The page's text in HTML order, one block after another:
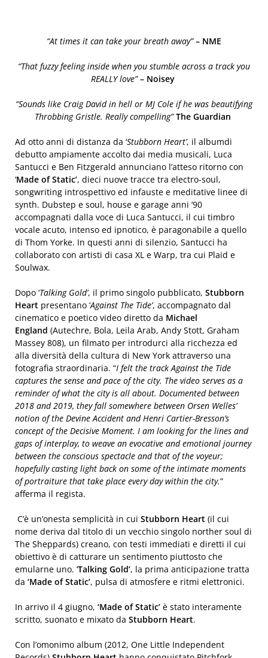
“At times it can take your breath away”– NME
“That fuzzy feeling inside when you stumble across a track you
REALLY love”– Noisey
“Sounds like Craig David in hell or MJ Cole if he was beautifying
Throbbing Gristle. Really compelling”The Guardian
Ad otto anni di distanza da ‘Stubborn Heart’, il albumdi
debutto ampiamente accolto dai media musicali, Luca
Santucci e Ben Fitzgerald annunciano l’atteso ritorno con
‘Made of Static’, dieci nuove tracce tra electro-soul,
songwriting introspettivo ed infauste e meditative linee di
synth. Dubstep e soul, house e garage anni ’90
accompagnati dalla voce di Luca Santucci, il cui timbro
vocale acuto, intenso ed ipnotico, è paragonabile a quello
di Thom Yorke. In questi anni di silenzio, Santucci ha
collaborato con artisti di casa XL e Warp, tra cui Plaid e
Soulwax.
Dopo ‘Talking Gold’, il primo singolo pubblicato, Stubborn
Heart presentano ‘Against The Tide’, accompagnato dal
cinematico e poetico video diretto da Michael
England (Autechre, Bola, Leila Arab, Andy Stott, Graham
Massey 808), un filmato per introdurci alla ricchezza ed
alla diversità della cultura di New York attraverso una
fotografia straordinaria. “I felt the track Against the Tide
captures the sense and pace of the city. The video serves as a
reminder of what the city is all about. Documented between
2018 and 2019, they fall somewhere between Orsen Welles’
notion of the Devine Accident and Henri Cartier-Bresson’s
concept of the Decisive Moment. I am looking for the lines and
gaps of interplay, to weave an evocative and emotional journey
between the conscious spectacle and that of the voyeur;
hopefully casting light back on some of the intimate moments
of portraiture that take place every day within the city.”
afferma il regista.
C’è un’onesta semplicità in cui Stubborn Heart (il cui
nome deriva dal titolo di un vecchio singolo norther soul di
The Sheppards) creano, con testi immediati e diretti il cui
obiettivo è di catturare un sentimento piuttosto che
emularne uno. ‘Talking Gold’, la prima anticipazione tratta
da ‘Made of Static’, pulsa di atmosfere e ritmi elettronici.
In arrivo il 4 giugno, ‘Made of Static’ è stato interamente
scritto, suonato e mixato da Stubborn Heart.
Con l’omonimo album (2012, One Little Independent